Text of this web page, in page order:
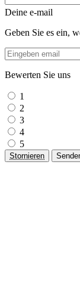
Deine e-mail
Geben Sie es ein,
Bewerten Sie uns
1
2
3
4
5
Stornieren